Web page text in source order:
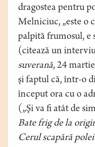
dragostea pentru
Melniciuc, „este o
palpită frumosul, e
(citează un
suverană, 24
şi faptul că, într-o
început ora cu o
(„Şi va fi atât de
Bate frig de la
Cerul scapără polei